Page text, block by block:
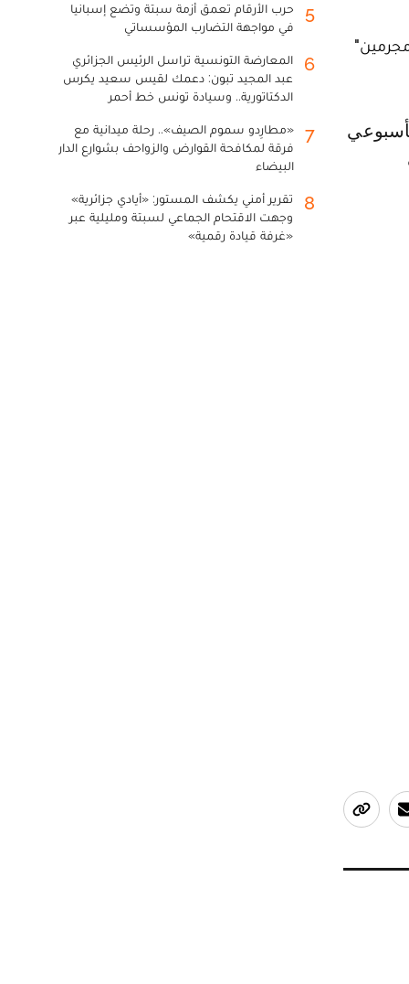
5
حرب الأرقام تعمق أزمة سبتة وتضع إسبانيا
في مواجهة التضارب المؤسساتي
6
المعارضة التونسية تراسل الرئيس الجزائري
عبد المجيد تبون: دعمك لقيس سعيد يكرس
الدكتاتورية.. وسيادة تونس خط أحمر
7
«مطارِدو سموم الصيف».. رحلة ميدانية مع
فرقة لمكافحة القوارض والزواحف بشوارع الدار
البيضاء
8
تقرير أمني يكشف المستور: «أيادي جزائرية»
وجهت الاقتحام الجماعي لسبتة ومليلية عبر
«غرفة قيادة رقمية»